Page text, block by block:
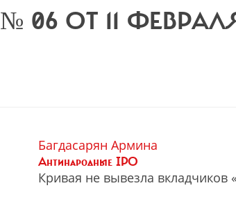
№ 06 ОТ 11
Багдасарян Армина
Антинародные IPO
Кривая не вывезла вкладчиков